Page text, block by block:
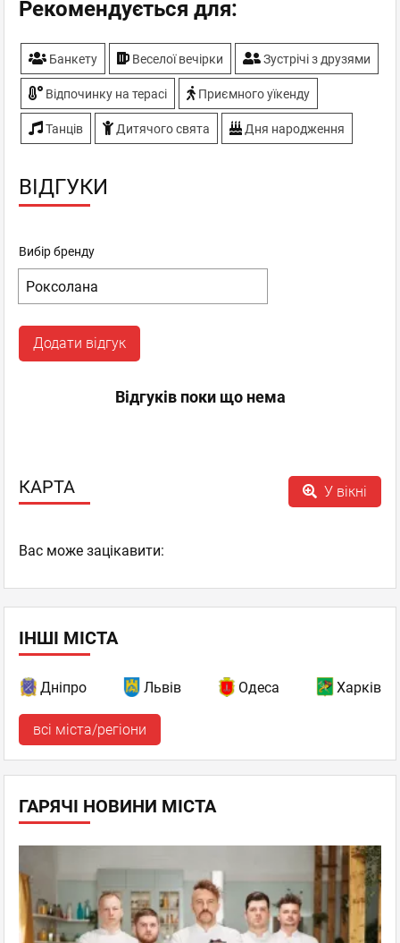
Рекомендується для:
Банкету Веселої вечірки Зустрічі з друзями
Відпочинку на терасі Приємного уїкенду
Танців Дитячого свята Дня народження
ВІДГУКИ
Вибір бренду
Додати відгук
Відгуків поки що нема
КАРТА У вікні
Вас може зацікавити:
ІНШІ МІСТА
Дніпро Львів Одеса Харків
всі міста/регіони
ГАРЯЧІ НОВИНИ МІСТА